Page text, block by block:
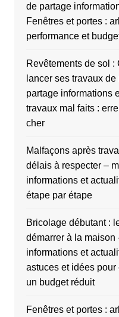
de partage
Fenêtres et portes :
performance et
Revêtements de sol :
lancer ses travaux
partage informations
travaux mal faits :
cher
Malfaçons après
délais à respecter –
informations et
étape par étape
Bricolage débutant :
démarrer à la
informations et
astuces et idées
un budget réduit
Fenêtres et portes :